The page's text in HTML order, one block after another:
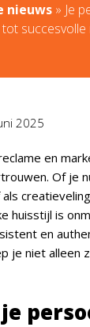
nieuws » Je
succesvolle
2025
en
Of je
huisstijl is
en
je niet alleen